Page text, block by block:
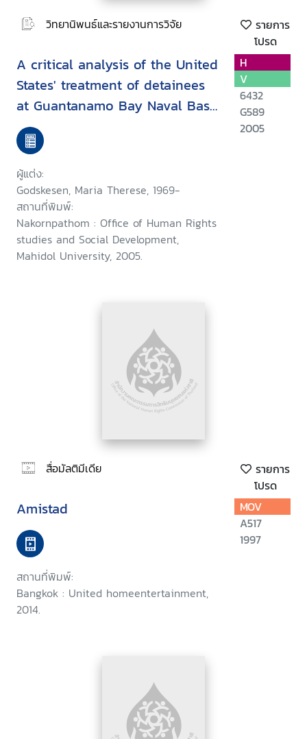
วิทยานิพนธ์และรายงานการวิจัย
รายการ
โปรด
A critical analysis of the United
States' treatment of detainees
at Guantanamo Bay Naval Base
in the context of internation
law
ผู้แต่ง:
Godskesen, Maria Therese, 1969-
สถานที่พิมพ์:
Nakornpathom : Office of Human Rights
studies and Social Development,
Mahidol University, 2005.
H
V
6432
G589
2005
สื่อมัลติมีเดีย
รายการ
โปรด
Amistad
สถานที่พิมพ์:
Bangkok : United homeentertainment,
2014.
MOV
A517
1997